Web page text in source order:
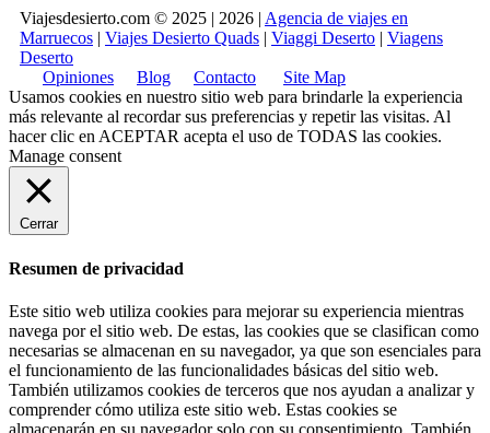
Viajesdesierto.com © 2025 | 2026 | Agencia de viajes en
Marruecos | Viajes Desierto Quads | Viaggi Deserto | Viagens
Deserto
Opiniones
Blog Contacto
Site Map
Usamos cookies en nuestro sitio web para brindarle la experiencia
más relevante al recordar sus preferencias y repetir las visitas. Al
hacer clic en ACEPTAR acepta el uso de TODAS las cookies.
Manage consent
Cerrar
Resumen de privacidad
Este sitio web utiliza cookies para mejorar su experiencia mientras
navega por el sitio web. De estas, las cookies que se clasifican como
necesarias se almacenan en su navegador, ya que son esenciales para
el funcionamiento de las funcionalidades básicas del sitio web.
También utilizamos cookies de terceros que nos ayudan a analizar y
comprender cómo utiliza este sitio web. Estas cookies se
almacenarán en su navegador solo con su consentimiento. También